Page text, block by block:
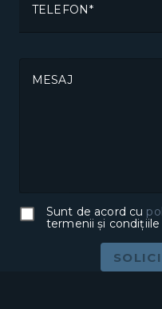
TELEFON
MESAJ
Sunt de acord cu
termenii și